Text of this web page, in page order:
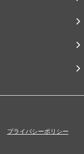
プライバシーポリシー